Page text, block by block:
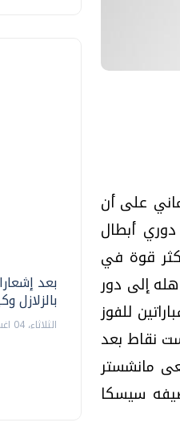
على أن
أبطال
قوة في
إلى دور
للفوز
نقاط بعد
مانشستر
سيسكا
بعد
بالزلازل
الثلاثاء، 04 اغسطس 2026 04:04 م
.. تساؤلات